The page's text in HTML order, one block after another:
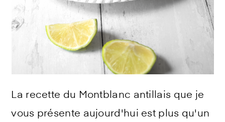
La recette du Montblanc antillais que je
vous présente aujourd'hui est plus qu'un